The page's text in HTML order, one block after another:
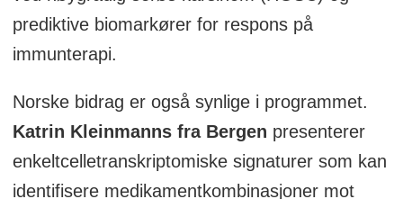
prediktive biomarkører for respons på
immunterapi.
Norske bidrag er også synlige i programmet.
Katrin Kleinmanns fra Bergen presenterer
enkeltcelletranskriptomiske signaturer som kan
identifisere medikamentkombinasjoner mot